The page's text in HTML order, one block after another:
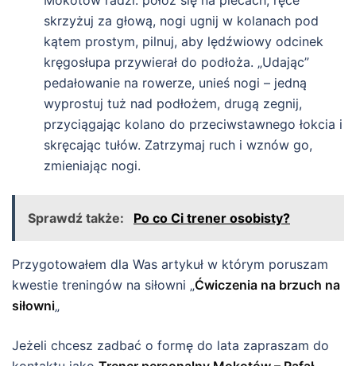
skrzyżuj za głową, nogi ugnij w kolanach pod
kątem prostym, pilnuj, aby lędźwiowy odcinek
kręgosłupa przywierał do podłoża. „Udając”
pedałowanie na rowerze, unieś nogi – jedną
wyprostuj tuż nad podłożem, drugą zegnij,
przyciągając kolano do przeciwstawnego łokcia i
skręcając tułów. Zatrzymaj ruch i wznów go,
zmieniając nogi.
Sprawdź także: Po co Ci trener osobisty?
Przygotowałem dla Was artykuł w którym poruszam
kwestie treningów na siłowni „Ćwiczenia na brzuch na
siłowni„
Jeżeli chcesz zadbać o formę do lata zapraszam do